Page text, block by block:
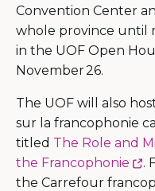
Convention Center
whole province until
in the UOF Open
November 26.
The UOF will also
sur la francophonie
titled The Role and
the Francophonie
.
the Carrefour